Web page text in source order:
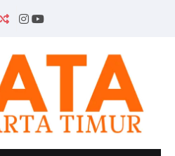
INSTAGRAM
YOUTUBE